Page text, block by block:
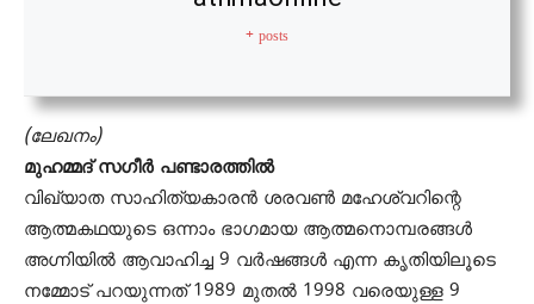
+ posts
(ലേഖനം)
മുഹമ്മദ്‌ സഗീർ പണ്ടാരത്തിൽ
വിഖ്യാത സാഹിത്യകാരൻ ശരവൺ മഹേശ്വറിന്റെ
ആത്മകഥയുടെ ഒന്നാം ഭാഗമായ ആത്മനൊമ്പരങ്ങൾ
അഗ്നിയിൽ ആവാഹിച്ച 9 വർഷങ്ങൾ എന്ന കൃതിയിലൂടെ
നമ്മോട് പറയുന്നത് 1989 മുതൽ 1998 വരെയുള്ള 9